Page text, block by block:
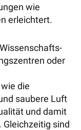
wie
erleichtert.
oder
die
saubere Luft
und damit
Gleichzeitig sind